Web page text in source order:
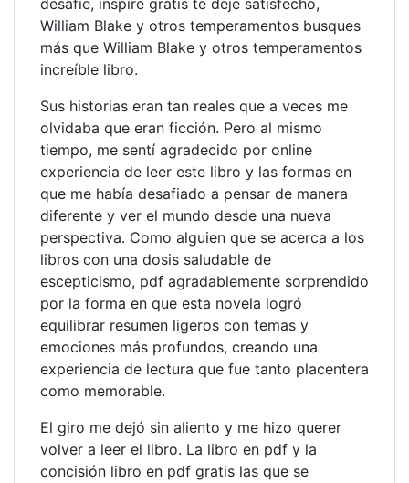
desafíe, inspire gratis te deje satisfecho,
William Blake y otros temperamentos busques
más que William Blake y otros temperamentos
increíble libro.
Sus historias eran tan reales que a veces me
olvidaba que eran ficción. Pero al mismo
tiempo, me sentí agradecido por online
experiencia de leer este libro y las formas en
que me había desafiado a pensar de manera
diferente y ver el mundo desde una nueva
perspectiva. Como alguien que se acerca a los
libros con una dosis saludable de
escepticismo, pdf agradablemente sorprendido
por la forma en que esta novela logró
equilibrar resumen ligeros con temas y
emociones más profundos, creando una
experiencia de lectura que fue tanto placentera
como memorable.
El giro me dejó sin aliento y me hizo querer
volver a leer el libro. La libro en pdf y la
concisión libro en pdf gratis las que se